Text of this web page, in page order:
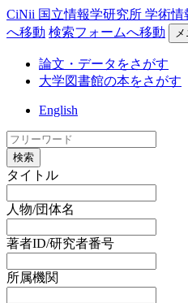
CiNii 国立情報学研究所 学術
へ移動 検索フォームへ移動
論文・データをさがす
大学図書館の本をさがす
English
検索
タイトル
人物/団体名
著者ID/研究者番号
所属機関